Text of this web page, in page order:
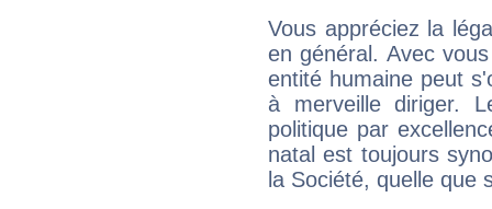
Vous appréciez la
en général. Avec
entité humaine peut
à merveille diriger.
politique par
natal est toujours
la Société, quelle que